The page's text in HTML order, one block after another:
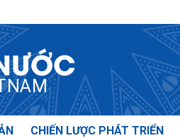
CHIẾN LƯỢC PHÁT TRIỂN